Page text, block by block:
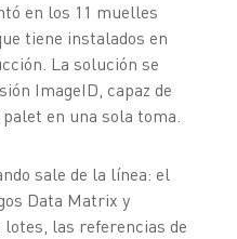
en los 11 muelles
tiene instalados en
La solución se
ImageID, capaz de
en una sola toma.
sale de la línea: el
Data Matrix y
las referencias de